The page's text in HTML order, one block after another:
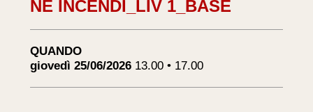
NE INCENDI_LIV 1_BASE
QUANDO
giovedì 25/06/2026 13.00 • 17.00